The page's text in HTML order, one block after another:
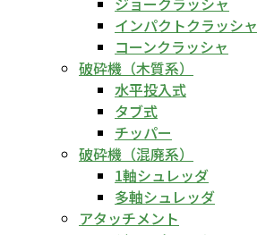
インパクトクラッシャ
コーンクラッシャ
破砕機（木質系）
水平投入式
タブ式
チッパー
破砕機（混廃系）
1軸シュレッダ
多軸シュレッダ
アタッチメント